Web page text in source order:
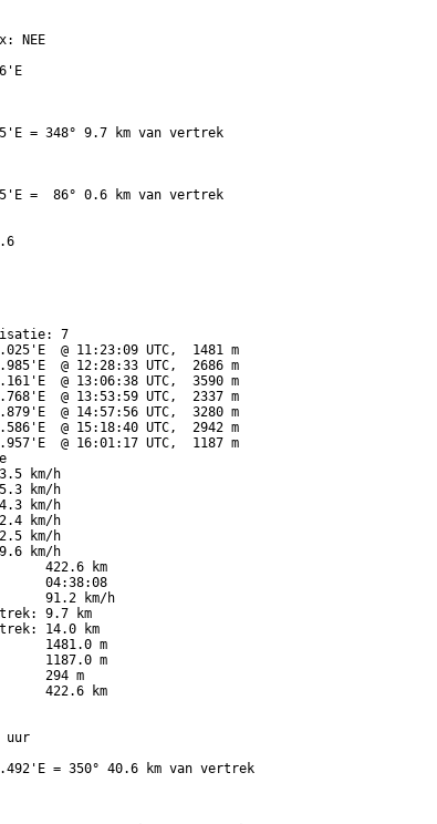
NEE
= 348° 9.7 km van vertrek
=  86° 0.6 km van vertrek
7
@ 11:23:09 UTC,  1481 m
@ 12:28:33 UTC,  2686 m
@ 13:06:38 UTC,  3590 m
@ 13:53:59 UTC,  2337 m
@ 14:57:56 UTC,  3280 m
@ 15:18:40 UTC,  2942 m
@ 16:01:17 UTC,  1187 m
km/h
km/h
km/h
km/h
km/h
km/h
422.6 km
04:38:08
91.2 km/h
9.7 km
14.0 km
1481.0 m
1187.0 m
294 m
422.6 km
uur
= 350° 40.6 km van vertrek